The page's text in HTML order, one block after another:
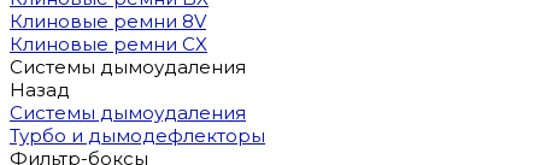
Клиновые ремни 8V
Клиновые ремни CX
Системы дымоудаления
Назад
Системы дымоудаления
Турбо и дымодефлекторы
Фильтр-боксы